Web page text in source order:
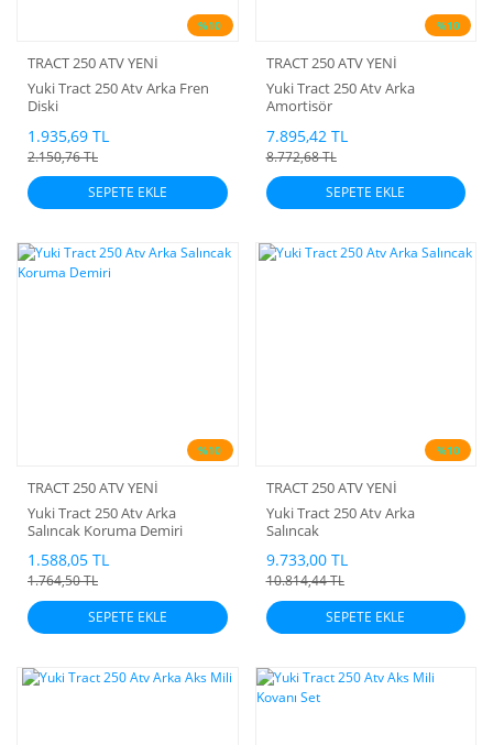
%10
TRACT 250 ATV YENİ
Yuki Tract 250 Atv Arka Fren
Diski
1.935,69 TL
2.150,76 TL
SEPETE EKLE
%10
TRACT 250 ATV YENİ
Yuki Tract 250 Atv Arka
Amortisör
7.895,42 TL
8.772,68 TL
SEPETE EKLE
%10
TRACT 250 ATV YENİ
Yuki Tract 250 Atv Arka
Salıncak Koruma Demiri
1.588,05 TL
1.764,50 TL
SEPETE EKLE
%10
TRACT 250 ATV YENİ
Yuki Tract 250 Atv Arka
Salıncak
9.733,00 TL
10.814,44 TL
SEPETE EKLE